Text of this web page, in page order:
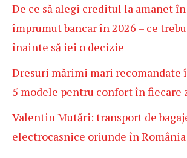
De ce să alegi creditul la amanet
împrumut bancar în 2026 – ce
înainte să iei o decizie
Dresuri mărimi mari recomandate
5 modele pentru confort în fiecare
Valentin Mutări: transport de
electrocasnice oriunde în România